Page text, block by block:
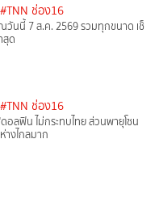
#TNN ช่อง16
นนี้ 7 ส.ค. 2569 รวมทุกขนาด เช็
สุด
#TNN ช่อง16
อลฟิน ไม่กระทบไทย ส่วนพายุโซน
งไกลมาก